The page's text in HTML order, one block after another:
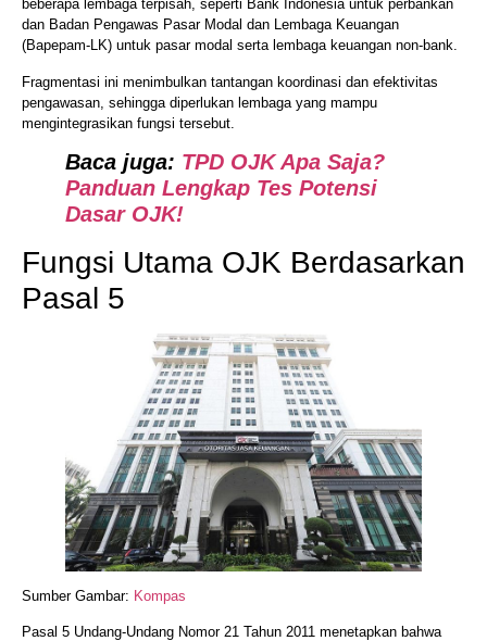
beberapa lembaga terpisah, seperti Bank Indonesia untuk perbankan
dan Badan Pengawas Pasar Modal dan Lembaga Keuangan
(Bapepam-LK) untuk pasar modal serta lembaga keuangan non-bank.
Fragmentasi ini menimbulkan tantangan koordinasi dan efektivitas
pengawasan, sehingga diperlukan lembaga yang mampu
mengintegrasikan fungsi tersebut.
Baca juga: TPD OJK Apa Saja?
Panduan Lengkap Tes Potensi
Dasar OJK!
Fungsi Utama OJK Berdasarkan
Pasal 5
Sumber Gambar: Kompas
Pasal 5 Undang-Undang Nomor 21 Tahun 2011 menetapkan bahwa